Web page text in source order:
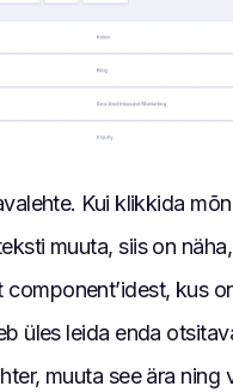
Kui klikkida
muuta, siis on
kus
üles leida enda
muuta see ära ning